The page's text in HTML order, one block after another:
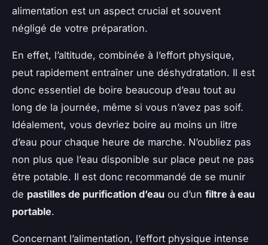
alimentation est un aspect crucial et souvent
négligé de votre préparation.
En effet, l’altitude, combinée à l’effort physique,
peut rapidement entraîner une déshydratation. Il est
donc essentiel de boire beaucoup d’eau tout au
long de la journée, même si vous n’avez pas soif.
Idéalement, vous devriez boire au moins un litre
d’eau pour chaque heure de marche. N’oubliez pas
non plus que l’eau disponible sur place peut ne pas
être potable. Il est donc recommandé de se munir
de pastilles de purification d’eau ou d’un filtre à eau
portable.
Concernant l’alimentation, l’effort physique intense